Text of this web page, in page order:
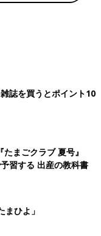
誌を買うとポイント10
まごクラブ 夏号』
習する 出産の教科書
ひよ」